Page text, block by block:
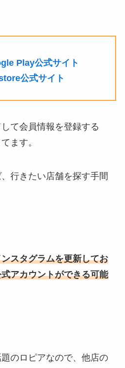
Play公式サイト
公式サイト
て会員情報を登録する
ます。
行きたい店舗を探す手間
スタグラムを更新してお
アカウントができる可能
のロピアなので、他店の